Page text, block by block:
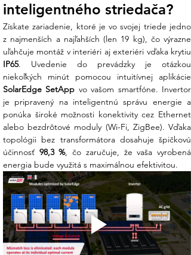
V Ensun dbáme na kvalitu, ktorú potvrdzuje
nadštandardná 12-ročná fabrická záruka:
Parameter
Hodnota
Model
SolarEdge SE5K
(Séria RWB)
Menovitý výstupný
výkon (AC)
5 000 W (5 kW)
Max. vstupný príkon
(DC)
6 750 W
Maximálna účinnosť
98,3 %
Max. vstupné napätie 900 V
Topológia
Bez transformátora
Spôsob pripojenia
Trojfázové
Stupeň ochrany
IP65 (Exteriér aj
interiér)
Hmotnosť / Rozmery
19 kg / 540 x 315 x
191 mm
inteligentného striedača?
Získate zariadenie, ktoré je vo svojej triede jedno
z najmenších a najľahších (len 19 kg), čo výrazne
IP65. Uvedenie do prevádzky je otázkou
SolarEdge SetApp vo vašom smartfóne. Invertor
je pripravený na inteligentnú správu energie a
ponúka široké možnosti konektivity cez Ethernet
alebo bezdrôtové moduly (Wi-Fi, ZigBee). Vďaka
topológii bez transformátora dosahuje špičkovú
účinnosť 98,3 %, čo zaručuje, že vaša vyrobená
energia bude využitá s maximálnou efektivitou.